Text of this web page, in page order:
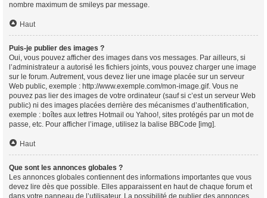
nombre maximum de smileys par message.
Haut
Puis-je publier des images ?
Oui, vous pouvez afficher des images dans vos messages. Par ailleurs, si
l’administrateur a autorisé les fichiers joints, vous pouvez charger une image
sur le forum. Autrement, vous devez lier une image placée sur un serveur
Web public, exemple : http://www.exemple.com/mon-image.gif. Vous ne
pouvez pas lier des images de votre ordinateur (sauf si c’est un serveur Web
public) ni des images placées derrière des mécanismes d’authentification,
exemple : boîtes aux lettres Hotmail ou Yahoo!, sites protégés par un mot de
passe, etc. Pour afficher l’image, utilisez la balise BBCode [img].
Haut
Que sont les annonces globales ?
Les annonces globales contiennent des informations importantes que vous
devez lire dès que possible. Elles apparaissent en haut de chaque forum et
dans votre panneau de l’utilisateur. La possibilité de publier des annonces